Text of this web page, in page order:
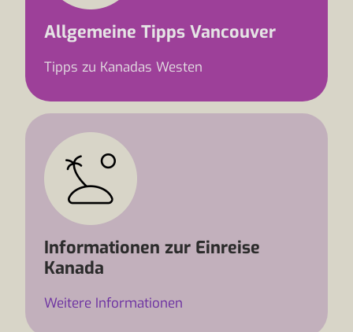
Allgemeine Tipps Vancouver
Tipps zu Kanadas Westen
Informationen zur Einreise
Kanada
Weitere Informationen